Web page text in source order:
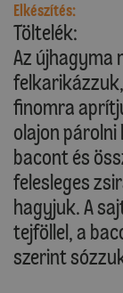
Elkészítés:
Töltelék:
Az
finomra
olajon
bacont és
felesleges
hagyjuk. A
tejföllel, a
szerint